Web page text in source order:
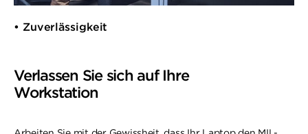
• Zuverlässigkeit
Verlassen Sie sich auf Ihre
Workstation